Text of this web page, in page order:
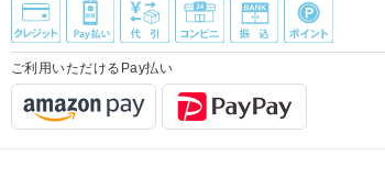
ご利用いただけるPay払い